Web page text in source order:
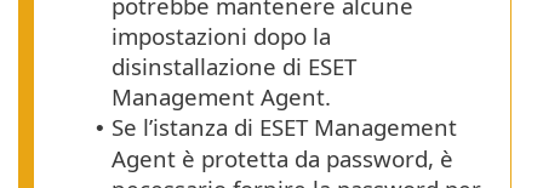
impostazioni dopo la
disinstallazione di ESET
Management Agent.
• Se l’istanza di ESET Management
Agent è protetta da password, è